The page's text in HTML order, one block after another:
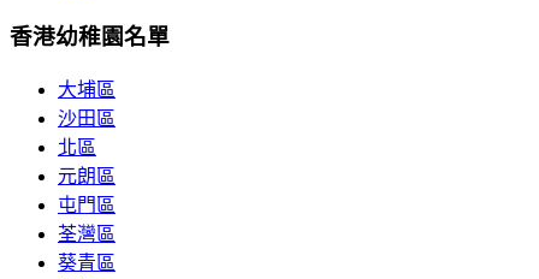
香港幼稚園名單
大埔區
沙田區
北區
元朗區
屯門區
荃灣區
葵青區